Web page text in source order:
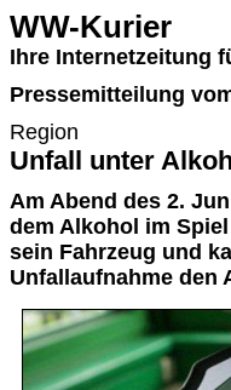
WW-Kurier
Ihre Internetzeitung
Pressemitteilung
Region
Unfall unter
Am Abend des 2.
dem Alkohol im
sein Fahrzeug und
Unfallaufnahme den